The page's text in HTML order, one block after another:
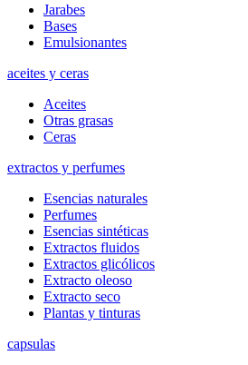
Jarabes
Bases
Emulsionantes
aceites y ceras
Aceites
Otras grasas
Ceras
extractos y perfumes
Esencias naturales
Perfumes
Esencias sintéticas
Extractos fluidos
Extractos glicólicos
Extracto oleoso
Extracto seco
Plantas y tinturas
capsulas